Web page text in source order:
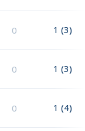
0 1 (3)
0 1 (3)
0 1 (4)